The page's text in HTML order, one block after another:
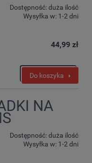
Dostępność:duża ilość
Wysyłka w: 1-2 dni
44,99 zł
Do koszyka
NA
Dostępność:duża ilość
Wysyłka w: 1-2 dni